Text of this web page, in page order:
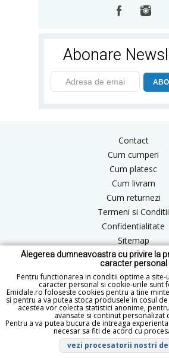
Alegerea dumneavoastra cu privire la
caracter personal
Pentru functionarea in conditii optime a site-
caracter personal si cookie-urile sunt
Emidale.ro foloseste cookies pentru a tine
si pentru a va putea stoca produsele in cosul
acestea vor colecta statistici anonime,
avansate si continut personalizat
Pentru a va putea bucura de intreaga
necesar sa fiti de acord cu
vezi procesatorii nostri
Abonare
Contact
Cum cumperi
Cum platesc
Cum livram
Cum returnezi
Termeni si Conditii
Confidentialitate
Sitemap
Blog
ANPC
© Copyright 2015 - 2026